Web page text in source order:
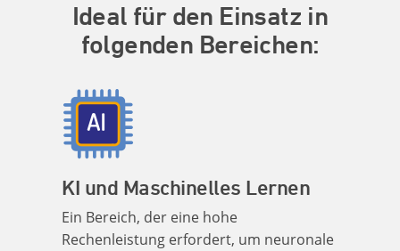
Ideal für den Einsatz in
folgenden Bereichen:
KI und Maschinelles Lernen
Ein Bereich, der eine hohe
Rechenleistung erfordert, um neuronale